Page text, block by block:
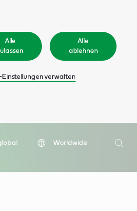
Alle
Alle
ablehnen
Einstellungen verwalten
Worldwide
Suche